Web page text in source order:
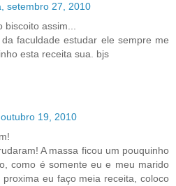
setembro 27, 2010
biscoito assim...
faculdade estudar ele sempre me
esta receita sua. bjs
19, 2010
A massa ficou um pouquinho
como é somente eu e meu marido
eu faço meia receita, coloco